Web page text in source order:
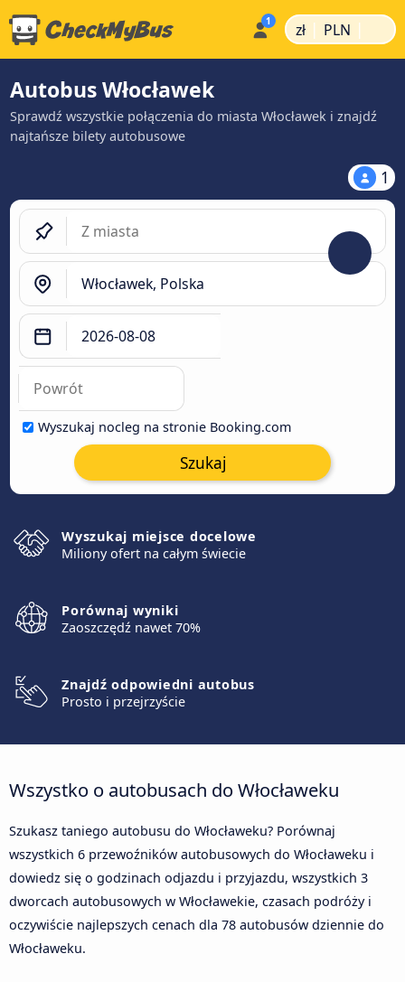
zł | PLN |
Autobus Włocławek
Sprawdź wszystkie połączenia do miasta Włocławek i znajdź
najtańsze bilety autobusowe
1
Wyszukaj nocleg na stronie Booking.com
Szukaj
Wyszukaj miejsce docelowe
Miliony ofert na całym świecie
Porównaj wyniki
Zaoszczędź nawet 70%
Znajdź odpowiedni autobus
Prosto i przejrzyście
Wszystko o autobusach do Włocławeku
Szukasz taniego autobusu do Włocławeku? Porównaj
wszystkich 6 przewoźników autobusowych do Włocławeku i
dowiedz się o godzinach odjazdu i przyjazdu, wszystkich 3
dworcach autobusowych w Włocławekie, czasach podróży i
oczywiście najlepszych cenach dla 78 autobusów dziennie do
Włocławeku.